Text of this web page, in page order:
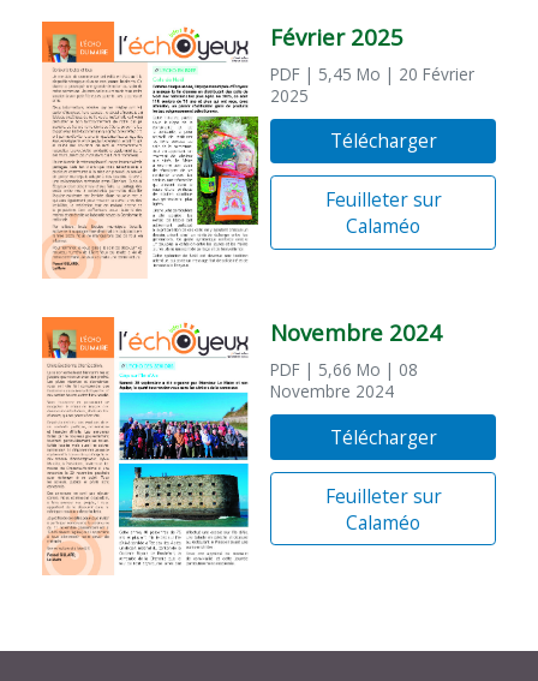
Février 2025
PDF | 5,45 Mo | 20 Février
2025
Télécharger
Feuilleter sur
Calaméo
Novembre 2024
PDF | 5,66 Mo | 08
Novembre 2024
Télécharger
Feuilleter sur
Calaméo